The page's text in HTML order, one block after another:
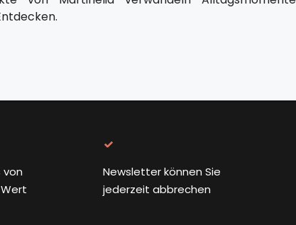
von
Newsletter können Sie
jederzeit abbrechen